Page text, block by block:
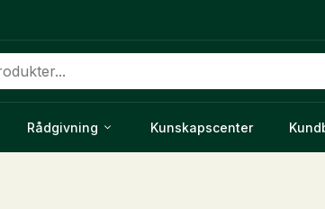
Rådgivning Kunskapscenter